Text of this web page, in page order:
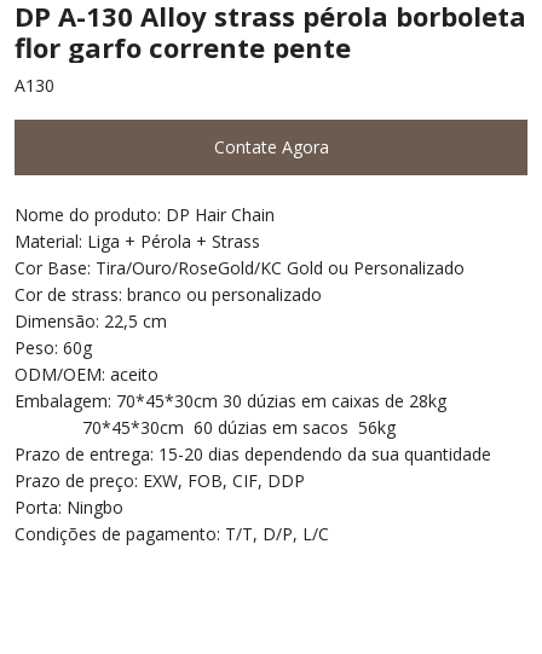
DP A-130 Alloy strass pérola borboleta
flor garfo corrente pente
A130
Contate Agora
Nome do produto: DP Hair Chain
Material: Liga + Pérola + Strass
Cor Base: Tira/Ouro/RoseGold/KC Gold ou Personalizado
Cor de strass: branco ou personalizado
Dimensão: 22,5 cm
Peso: 60g
ODM/OEM: aceito
Embalagem: 70*45*30cm 30 dúzias em caixas de 28kg
70*45*30cm 60 dúzias em sacos 56kg
Prazo de entrega: 15-20 dias dependendo da sua quantidade
Prazo de preço: EXW, FOB, CIF, DDP
Porta: Ningbo
Condições de pagamento: T/T, D/P, L/C